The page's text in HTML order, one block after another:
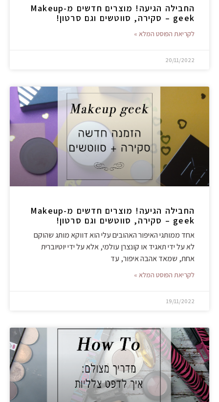
החבילה הגיעה! מוצרים חדשים מ-Makeup
geek – סקירה, סווטשים וגם סרטון!
לקריאת הפוסט המלא »
20/11/2022
החבילה הגיעה! מוצרים חדשים מ-Makeup
geek – סקירה, סווטשים וגם סרטון!
אחד ממותגי האיפור האהובים עלי הוא דווקא מותג שהוקם
לא על ידי תאגיד או קונצרן עולמי, אלא על ידי יוטיוברית
אחת, שמאד אהבה איפור, עד
לקריאת הפוסט המלא »
19/11/2022